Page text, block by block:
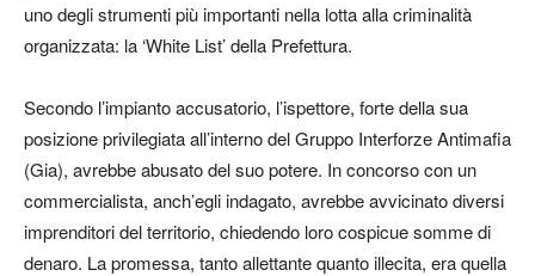
uno degli strumenti più importanti nella lotta alla criminalità
organizzata: la ‘White List’ della Prefettura.
Secondo l’impianto accusatorio, l’ispettore, forte della sua
posizione privilegiata all’interno del Gruppo Interforze Antimafia
(Gia), avrebbe abusato del suo potere. In concorso con un
commercialista, anch’egli indagato, avrebbe avvicinato diversi
imprenditori del territorio, chiedendo loro cospicue somme di
denaro. La promessa, tanto allettante quanto illecita, era quella